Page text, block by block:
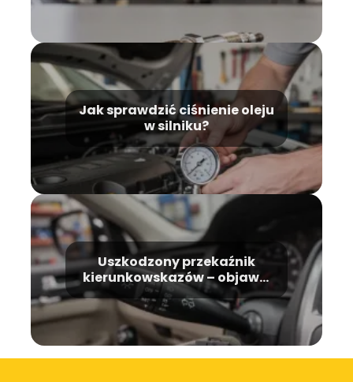
Jak sprawdzić ciśnienie oleju
w silniku?
Uszkodzony przekaźnik
kierunkowskazów – objawy,
przyczyny, naprawa